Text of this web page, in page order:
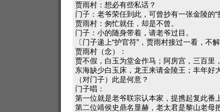
贾雨村：想必有些私话？
门子：老爷荣任到此，可曾抄有一张金陵的“
贾雨村：匆忙就任，却是不曾。
门子：小的随身带着，请老爷过目。
〔门子递上“护官符”，贾雨村接过一看，不
贾雨村（念）：
贾不假，白玉为堂金作马；阿房宫，三百里
东海缺少白玉床，龙王来请金陵王；丰年好
（对门子）此是何意？
门子唱：
第一位就是老爷联宗认本家，提携起复此番
第二位靖侯史鼎名显赫，老太君是黎山老母